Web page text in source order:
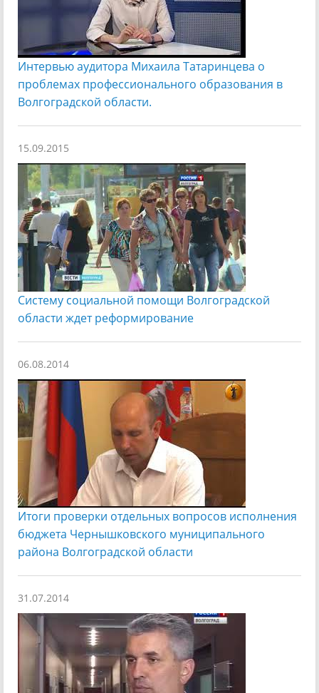
Интервью аудитора Михаила Татаринцева о
проблемах профессионального образования в
Волгоградской области.
15.09.2015
Систему социальной помощи Волгоградской
области ждет реформирование
06.08.2014
Итоги проверки отдельных вопросов исполнения
бюджета Чернышковского муниципального
района Волгоградской области
31.07.2014